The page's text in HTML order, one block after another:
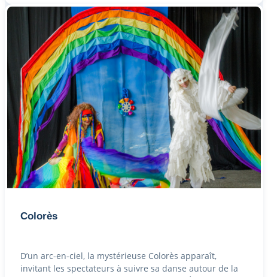
Colorès
D’un arc-en-ciel, la mystérieuse Colorès apparaît,
invitant les spectateurs à suivre sa danse autour de la